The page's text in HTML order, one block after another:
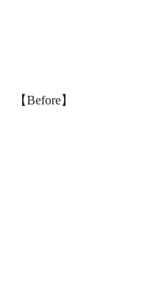
【Before】